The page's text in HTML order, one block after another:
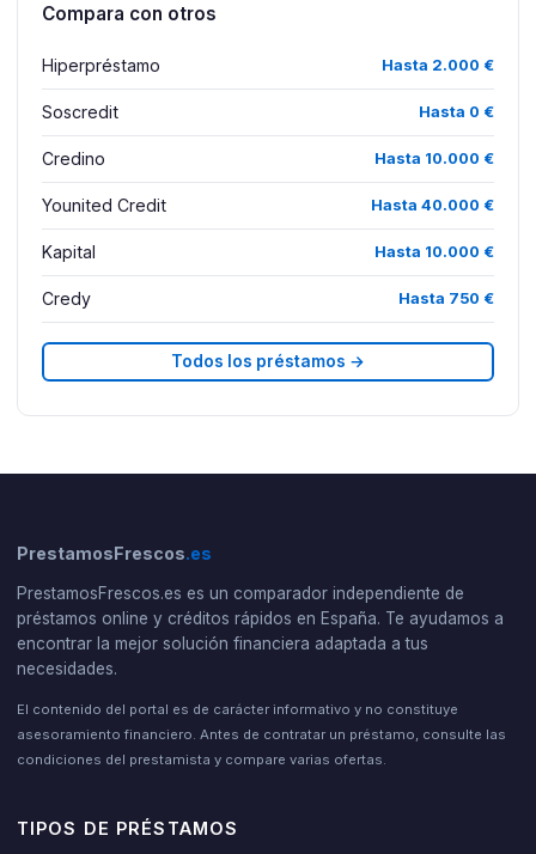
Compara con otros
Hiperpréstamo Hasta 2.000 €
Soscredit Hasta 0 €
Credino Hasta 10.000 €
Younited Credit Hasta 40.000 €
Kapital Hasta 10.000 €
Credy Hasta 750 €
Todos los préstamos →
PrestamosFrescos.es
PrestamosFrescos.es es un comparador independiente de
préstamos online y créditos rápidos en España. Te ayudamos a
encontrar la mejor solución financiera adaptada a tus
necesidades.
El contenido del portal es de carácter informativo y no constituye
asesoramiento financiero. Antes de contratar un préstamo, consulte las
condiciones del prestamista y compare varias ofertas.
TIPOS DE PRÉSTAMOS